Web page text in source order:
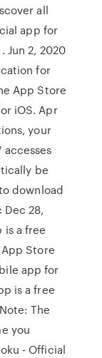
all
app for
Jun 2, 2020
for
App Store
iOS. Apr
your
accesses
be
download
28,
is a free
Store
app for
is a free
The
you
- Official